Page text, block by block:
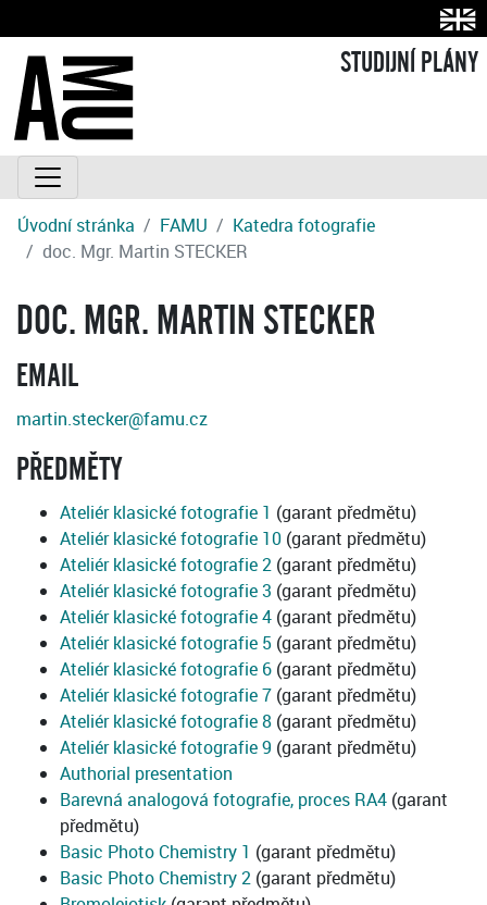
STUDIJNÍ PLÁNY
Úvodní stránka FAMU
Katedra fotografie
doc. Mgr. Martin STECKER
DOC. MGR. MARTIN STECKER
EMAIL
martin.stecker@famu.cz
PŘEDMĚTY
Ateliér klasické fotografie 1 (garant předmětu)
Ateliér klasické fotografie 10 (garant předmětu)
Ateliér klasické fotografie 2 (garant předmětu)
Ateliér klasické fotografie 3 (garant předmětu)
Ateliér klasické fotografie 4 (garant předmětu)
Ateliér klasické fotografie 5 (garant předmětu)
Ateliér klasické fotografie 6 (garant předmětu)
Ateliér klasické fotografie 7 (garant předmětu)
Ateliér klasické fotografie 8 (garant předmětu)
Ateliér klasické fotografie 9 (garant předmětu)
Authorial presentation
Barevná analogová fotografie, proces RA4 (garant
předmětu)
Basic Photo Chemistry 1 (garant předmětu)
Basic Photo Chemistry 2 (garant předmětu)